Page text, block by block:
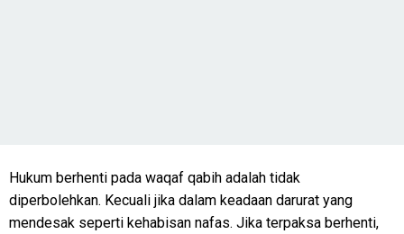
Hukum berhenti pada waqaf qabih adalah tidak
diperbolehkan. Kecuali jika dalam keadaan darurat yang
mendesak seperti kehabisan nafas. Jika terpaksa berhenti,